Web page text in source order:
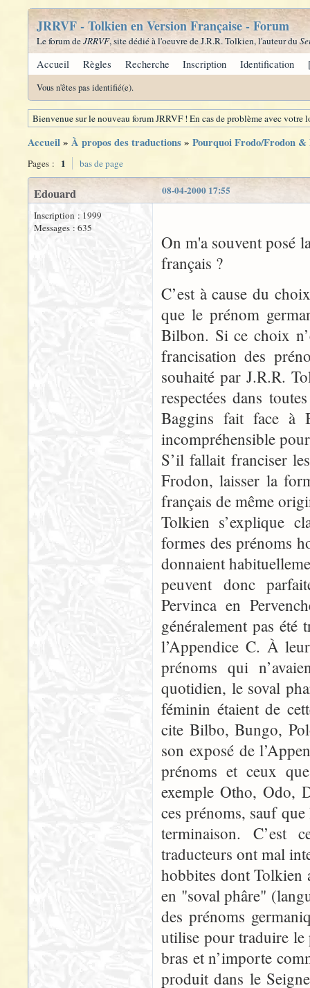
JRRVF - Tolkien en Version Française - Forum
Le forum deJRRVF, site dédié à l'oeuvre de J.R.R. Tolkien, l'auteur du
Accueil Règles Recherche Inscription Identification
Vous n'êtes pas identifié(e).
Bienvenue sur le nouveau forum JRRVF ! En cas de problème avec
Accueil» À propos des traductions» Pourquoi Frodo/Frodon
Pages : 1 bas de page
08-04-2000 17:55
Edouard
Inscription : 1999
Messages : 635
On m'a souvent posé
français ?
C’est à cause du
que le prénom
Bilbon. Si ce choix
francisation des
souhaité par J.R.R.
respectées dans
Baggins fait face à
incompréhensible
S’il fallait franciser
Frodon, laisser la
français de même
Tolkien s’explique
formes des prénoms
donnaient
peuvent donc
Pervinca en
généralement pas été
l’Appendice C. À
prénoms qui
quotidien, le soval
féminin étaient de
cite Bilbo, Bungo,
son exposé de
prénoms et ceux
exemple Otho, Odo,
ces prénoms, sauf
terminaison. C’est
traducteurs ont mal
hobbites dont Tolkien
en "soval phâre"
des prénoms
utilise pour traduire le
bras et n’importe
produit dans le